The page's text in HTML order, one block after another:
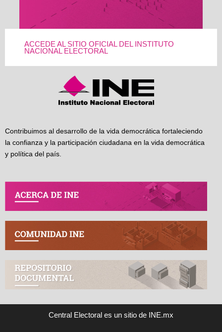
ACCEDE AL SITIO OFICIAL DEL INSTITUTO
NACIONAL ELECTORAL
Contribuimos al desarrollo de la vida democrática fortaleciendo
la confianza y la participación ciudadana en la vida democrática
y política del país.
Central Electoral es un sitio de INE.mx